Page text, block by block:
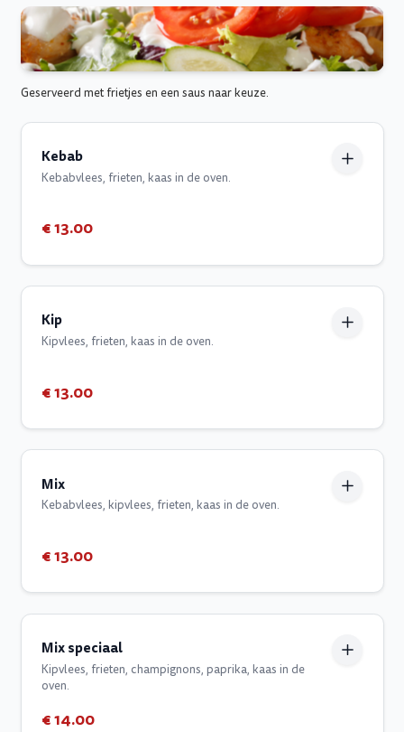
Geserveerd met frietjes en een saus naar keuze.
Kebab
Kebabvlees, frieten, kaas in de oven.
€ 13.00
Kip
Kipvlees, frieten, kaas in de oven.
€ 13.00
Mix
Kebabvlees, kipvlees, frieten, kaas in de oven.
€ 13.00
Mix speciaal
Kipvlees, frieten, champignons, paprika, kaas in de
oven.
€ 14.00